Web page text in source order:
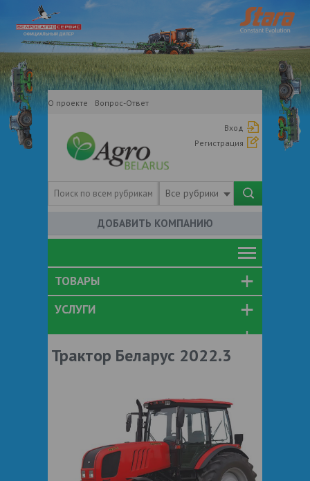
О проекте Вопрос-Ответ
Вход
Регистрация
Все рубрики
ДОБАВИТЬ КОМПАНИЮ
ТОВАРЫ
УСЛУГИ
Трактор Беларус 2022.3